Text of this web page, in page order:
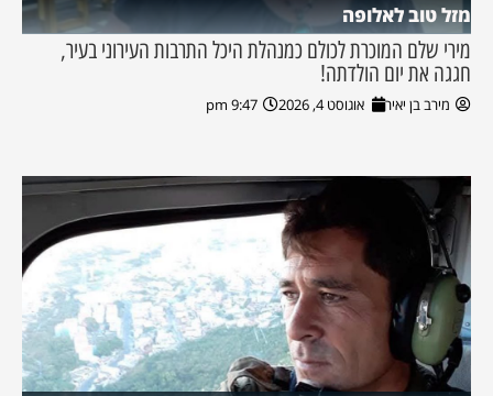
מזל טוב לאלופה
מירי שלם המוכרת לכולם כמנהלת היכל התרבות העירוני בעיר,
חגגה את יום הולדתה!
מירב בן יאיר אוגוסט 4, 2026 9:47 pm